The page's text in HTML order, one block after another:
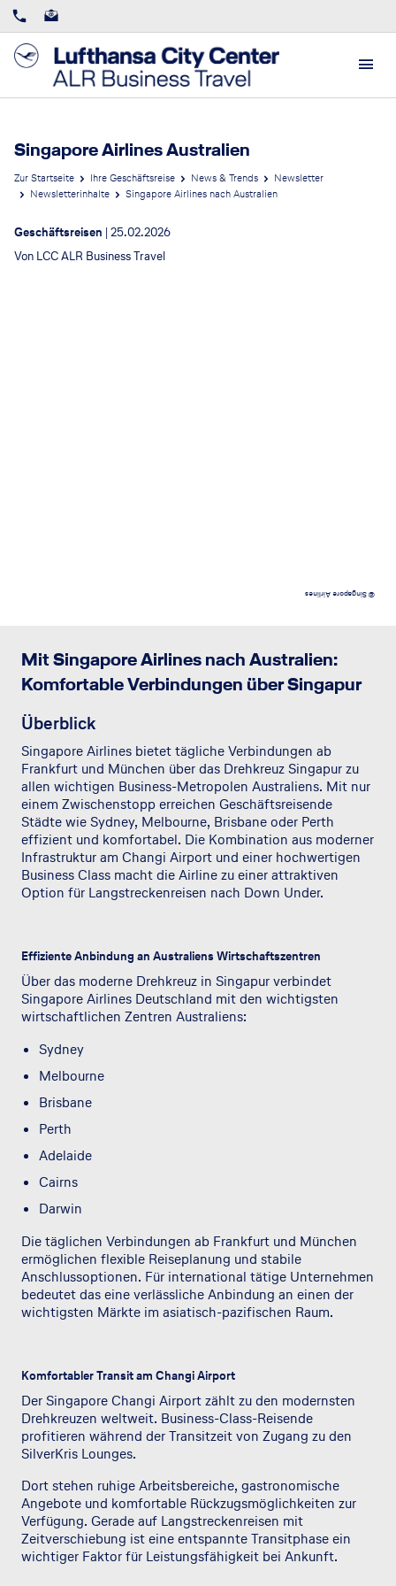
Singapore Airlines Australien
Zur Startseite Ihre Geschäftsreise News & Trends
Newsletter
Newsletterinhalte
Singapore Airlines nach Australien
Geschäftsreisen | 25.02.2026
Von LCC ALR Business Travel
© Singapore Airlines
Mit Singapore Airlines nach Australien:
Komfortable Verbindungen über Singapur
Überblick
Singapore Airlines bietet tägliche Verbindungen ab
Frankfurt und München über das Drehkreuz Singapur zu
allen wichtigen Business-Metropolen Australiens. Mit nur
einem Zwischenstopp erreichen Geschäftsreisende
Städte wie Sydney, Melbourne, Brisbane oder Perth
effizient und komfortabel. Die Kombination aus moderner
Infrastruktur am Changi Airport und einer hochwertigen
Business Class macht die Airline zu einer attraktiven
Option für Langstreckenreisen nach Down Under.
Effiziente Anbindung an Australiens Wirtschaftszentren
Über das moderne Drehkreuz in Singapur verbindet
Singapore Airlines Deutschland mit den wichtigsten
wirtschaftlichen Zentren Australiens:
Sydney
Melbourne
Brisbane
Perth
Adelaide
Cairns
Darwin
Die täglichen Verbindungen ab Frankfurt und München
ermöglichen flexible Reiseplanung und stabile
Anschlussoptionen. Für international tätige Unternehmen
bedeutet das eine verlässliche Anbindung an einen der
wichtigsten Märkte im asiatisch-pazifischen Raum.
Komfortabler Transit am Changi Airport
Der Singapore Changi Airport zählt zu den modernsten
Drehkreuzen weltweit. Business-Class-Reisende
profitieren während der Transitzeit von Zugang zu den
SilverKris Lounges.
Dort stehen ruhige Arbeitsbereiche, gastronomische
Angebote und komfortable Rückzugsmöglichkeiten zur
Verfügung. Gerade auf Langstreckenreisen mit
Zeitverschiebung ist eine entspannte Transitphase ein
wichtiger Faktor für Leistungsfähigkeit bei Ankunft.